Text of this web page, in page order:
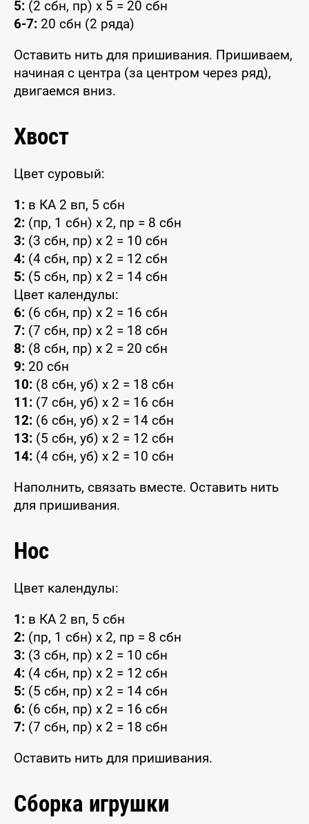
5: (2 сбн, пр) x 5 = 20 сбн
6-7: 20 сбн (2 ряда)
Оставить нить для пришивания. Пришиваем,
начиная с центра (за центром через ряд),
двигаемся вниз.
Хвост
Цвет суровый:
1: в КА 2 вп, 5 сбн
2: (пр, 1 сбн) x 2, пр = 8 сбн
3: (3 сбн, пр) x 2 = 10 сбн
4: (4 сбн, пр) x 2 = 12 сбн
5: (5 сбн, пр) x 2 = 14 сбн
Цвет календулы:
6: (6 сбн, пр) x 2 = 16 сбн
7: (7 сбн, пр) x 2 = 18 сбн
8: (8 сбн, пр) x 2 = 20 сбн
9: 20 сбн
10: (8 сбн, уб) x 2 = 18 сбн
11: (7 сбн, уб) x 2 = 16 сбн
12: (6 сбн, уб) x 2 = 14 сбн
13: (5 сбн, уб) x 2 = 12 сбн
14: (4 сбн, уб) x 2 = 10 сбн
Наполнить, связать вместе. Оставить нить
для пришивания.
Нос
Цвет календулы:
1: в КА 2 вп, 5 сбн
2: (пр, 1 сбн) x 2, пр = 8 сбн
3: (3 сбн, пр) x 2 = 10 сбн
4: (4 сбн, пр) x 2 = 12 сбн
5: (5 сбн, пр) x 2 = 14 сбн
6: (6 сбн, пр) x 2 = 16 сбн
7: (7 сбн, пр) x 2 = 18 сбн
Оставить нить для пришивания.
Сборка игрушки